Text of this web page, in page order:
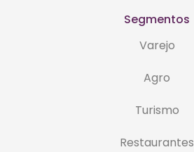
Segmentos
Varejo
Agro
Turismo
Restaurantes